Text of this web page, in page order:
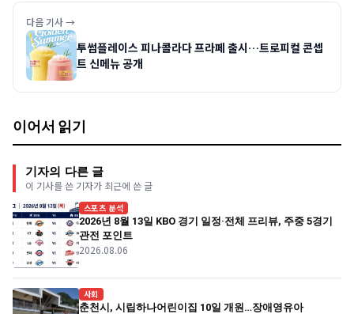
다음 기사 →
투썸플레이스 피나콜라다 프라페 출시…트로피컬 콘셉
트 신메뉴 공개
이어서 읽기
기자의 다른 글
이 기사를 쓴 기자가 최근에 쓴 글
스포츠 분석
2026년 8월 13일 KBO 경기 일정·전체 프리뷰, 주중 5경기
관전 포인트
2026.08.06
사회
춘천시, 시립하나어린이집 10일 개원…장애영유아